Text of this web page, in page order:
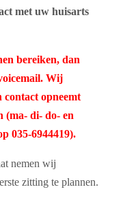
met uw huisarts
bereiken, dan
Wij
contact opneemt
(ma- di- do- en
035-6944419).
nemen wij
zitting te plannen.